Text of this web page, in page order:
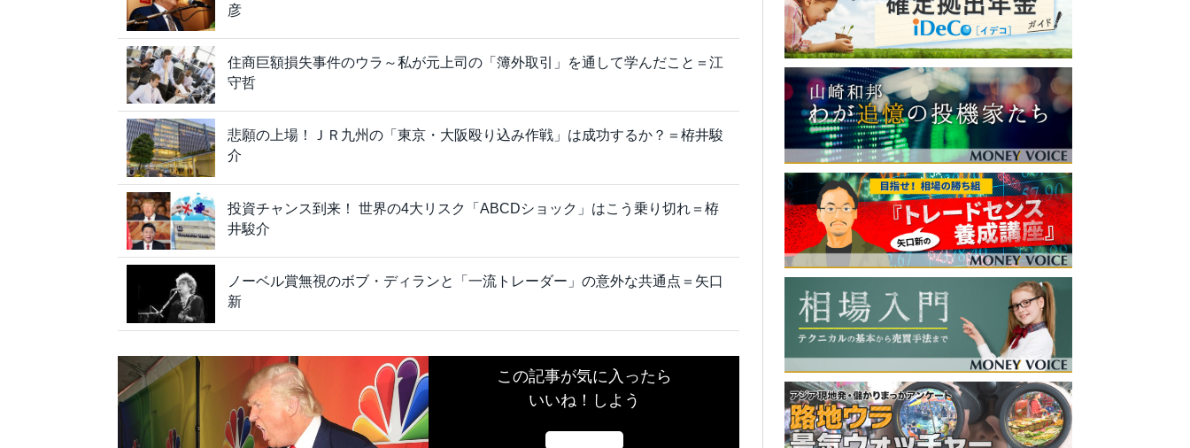
彦
住商巨額損失事件のウラ～私が元上司の「簿外取引」を通して学んだこと＝江
守哲
悲願の上場！ＪＲ九州の「東京・大阪殴り込み作戦」は成功するか？＝栫井駿
介
投資チャンス到来！ 世界の4大リスク「ABCDショック」はこう乗り切れ＝栫
井駿介
ノーベル賞無視のボブ・ディランと「一流トレーダー」の意外な共通点＝矢口
新
この記事が気に入ったら
いいね！しよう